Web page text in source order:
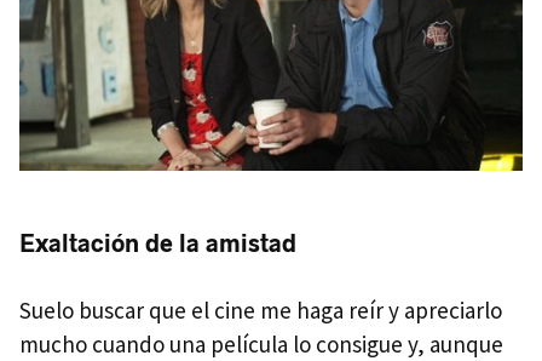
Exaltación de la amistad
Suelo buscar que el cine me haga reír y apreciarlo
mucho cuando una película lo consigue y, aunque